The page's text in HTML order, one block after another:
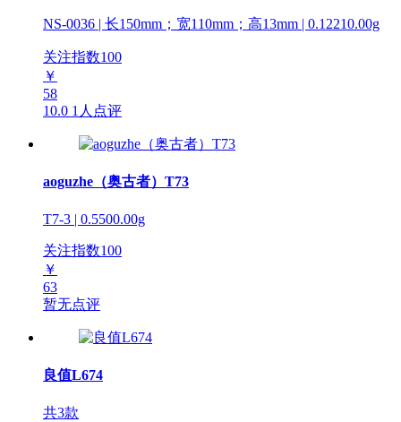
NS-0036 | 长150mm；宽110mm；高13mm | 0.12210.00g
关注指数100
￥
58
10.0 1人点评
aoguzhe（奥古者）T73
T7-3 | 0.5500.00g
关注指数100
￥
63
暂无点评
良值L674
共3款